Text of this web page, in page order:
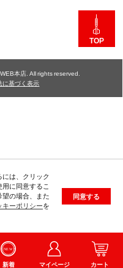
新着 マイページ カート
は、クリック
に同意するこ
の場合、また
キーポリシーを
同意する
TOP
本店. All rights reserved.
に基づく表示